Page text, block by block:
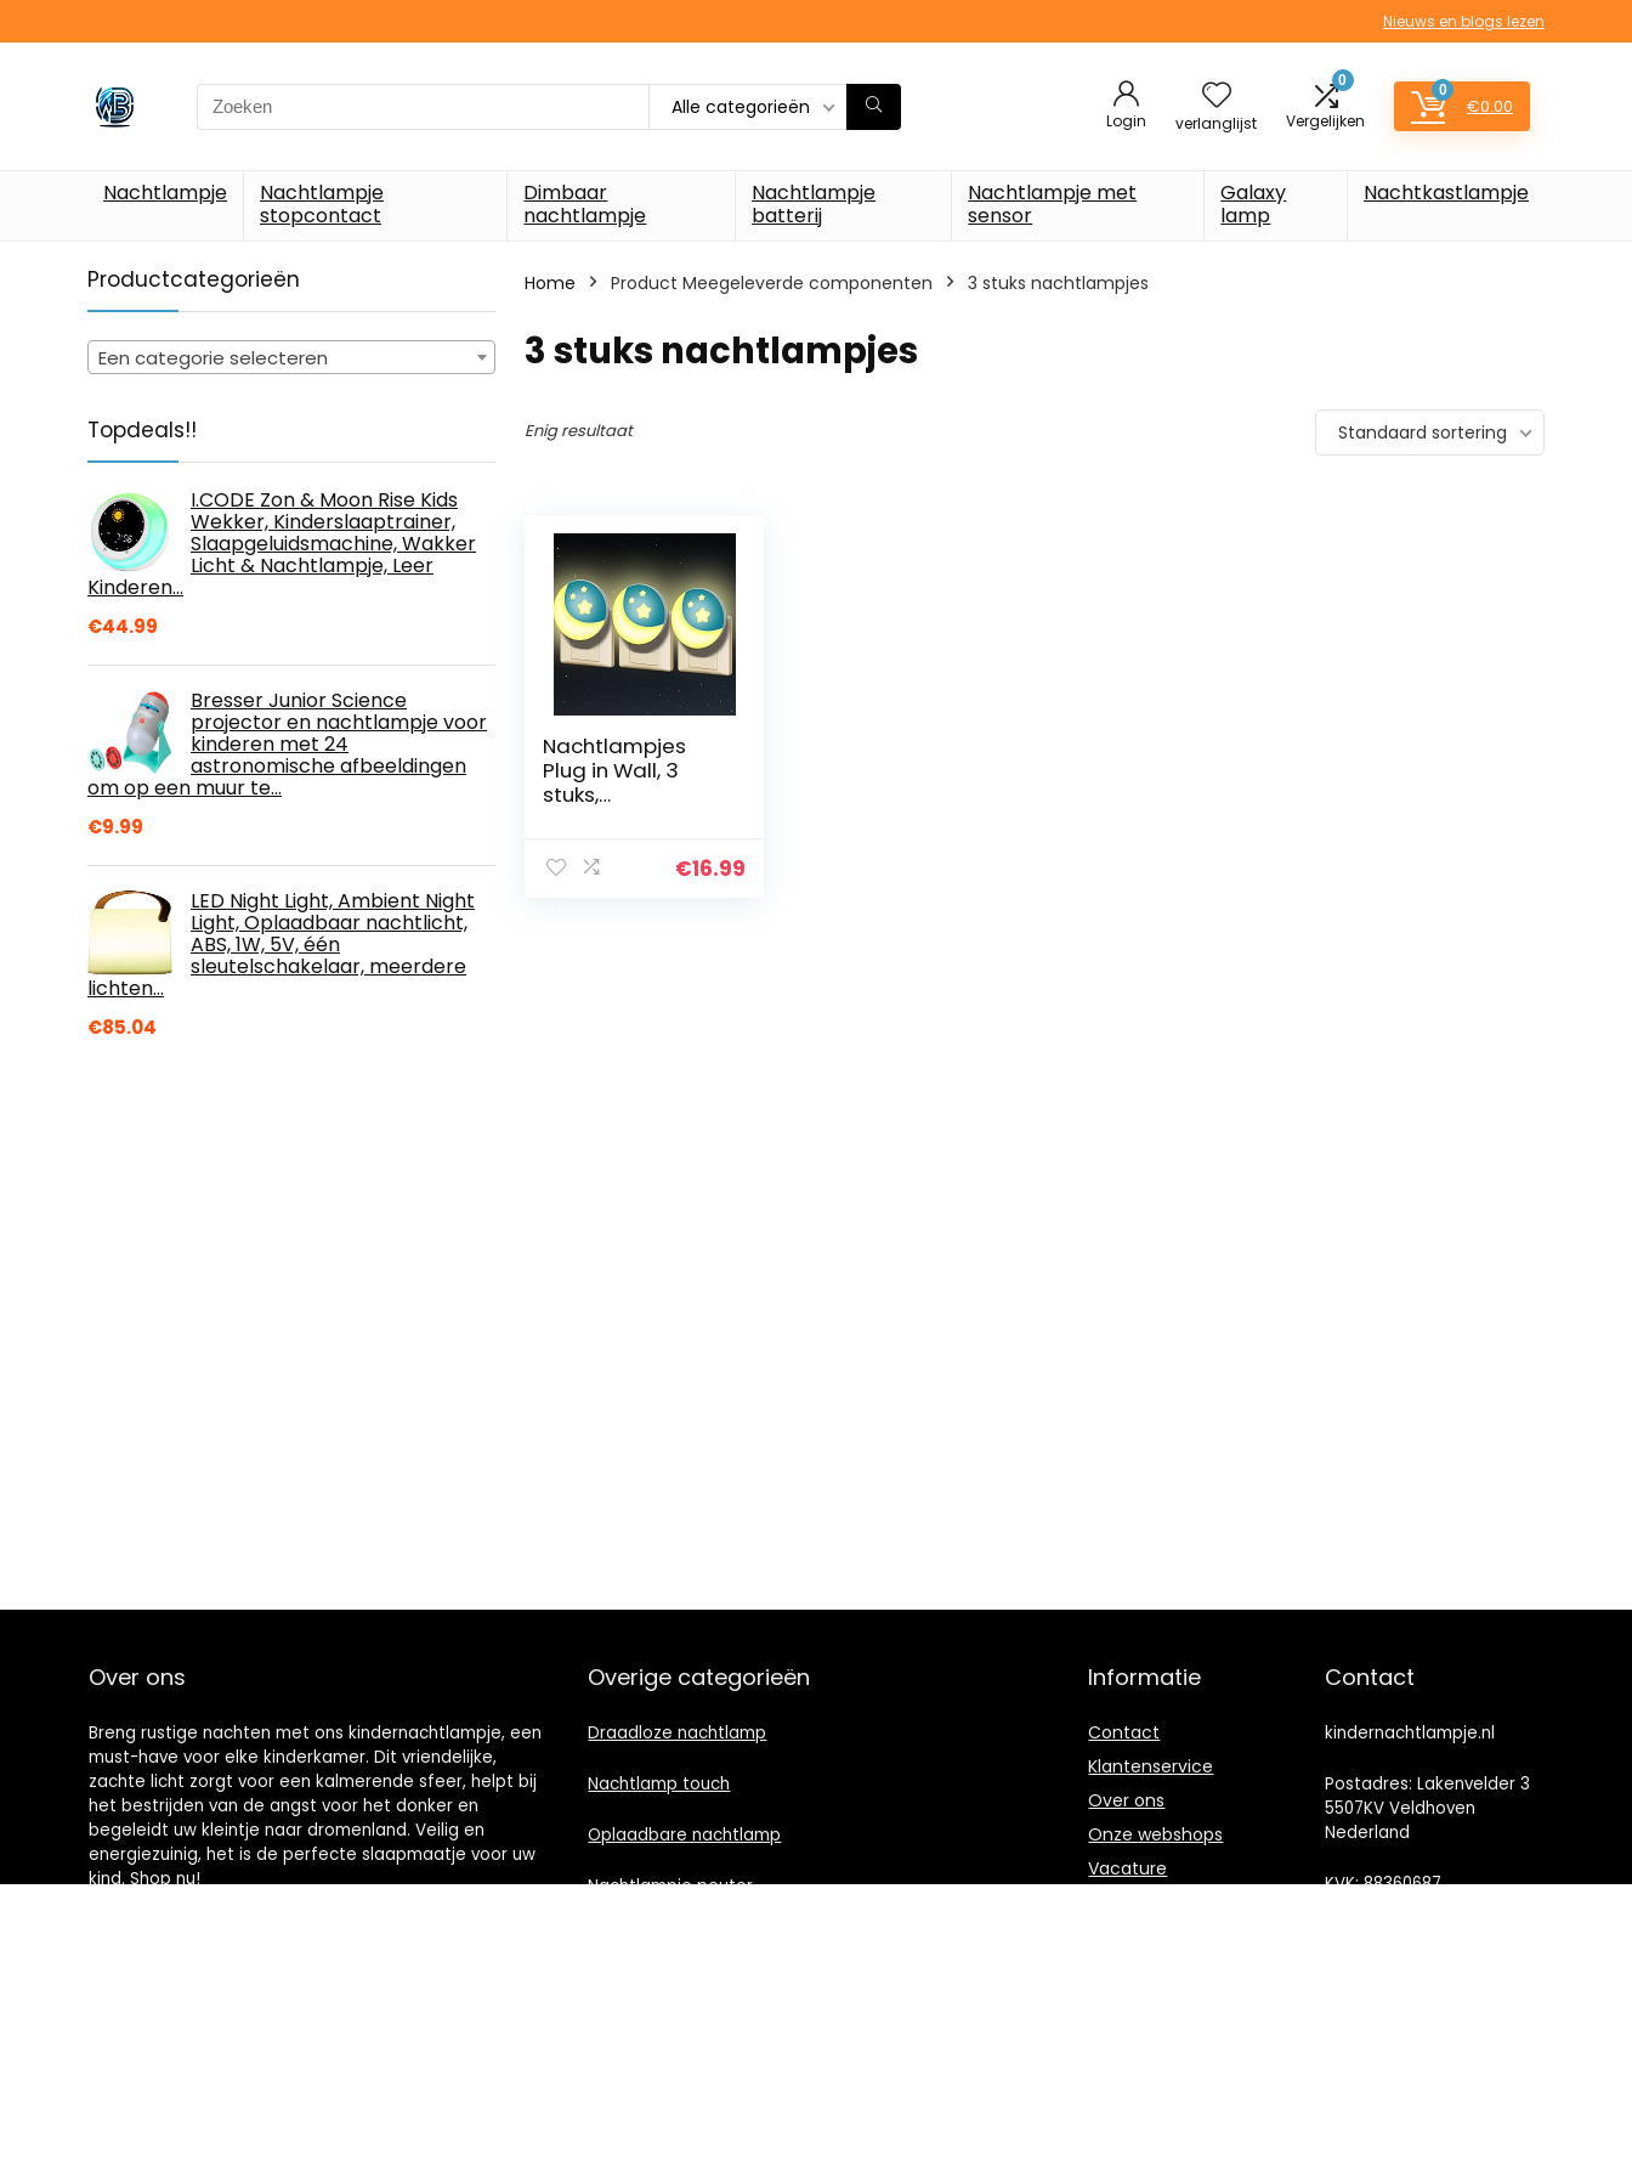
Nieuws en blogs lezen
Search
for:
Alle categorieën
Login verlanglijst
0
Vergelijken
0
€0.00
Nachtlampje
Nachtlampje
stopcontact
Dimbaar
nachtlampje
Nachtlampje
batterij
Nachtlampje met
sensor
Galaxy
lamp
Nachtkastlampje
Productcategorieën
Een categorie selecteren
Topdeals!!
I.CODE Zon & Moon Rise Kids
Wekker, Kinderslaaptrainer,
Slaapgeluidsmachine, Wakker
Licht & Nachtlampje, Leer
Kinderen…
€44.99
Bresser Junior Science
projector en nachtlampje voor
kinderen met 24
astronomische afbeeldingen
om op een muur te…
€9.99
LED Night Light, Ambient Night
Light, Oplaadbaar nachtlicht,
ABS, 1W, 5V, één
sleutelschakelaar, meerdere
lichten…
€85.04
Home Product Meegeleverde componenten ‎3 stuks nachtlampjes
‎3 stuks nachtlampjes
Enig resultaat Standaard sortering
Nachtlampjes
Plug in Wall, 3
stuks,
voor
€16.99
Over ons
Breng rustige nachten met ons kindernachtlampje, een
must-have voor elke kinderkamer. Dit vriendelijke,
zachte licht zorgt voor een kalmerende sfeer, helpt bij
het bestrijden van de angst voor het donker en
begeleidt uw kleintje naar dromenland. Veilig en
energiezuinig, het is de perfecte slaapmaatje voor uw
kind. Shop nu!
Overige categorieën
Draadloze nachtlamp
Nachtlamp touch
Oplaadbare nachtlamp
Nachtlampje peuter
Informatie
Contact
Klantenservice
Over ons
Onze webshops
Vacature
Contact
kindernachtlampje.nl
Postadres: Lakenvelder 3
5507KV Veldhoven
Nederland
KVK: 88360687